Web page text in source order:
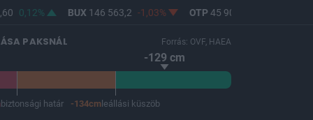
0,12% BUX146 563,2 -1,03% OTP 45 900
PAKSNÁL Forrás: OVF, HAEA
-129 cm
biztonsági határ -134cm leállási küszöb